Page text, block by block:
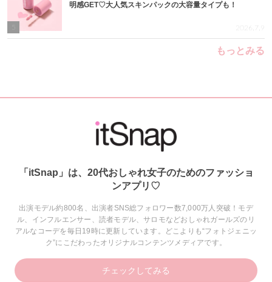
明感GET♡大人気スキンパックの大容量タイプも！
2026.7.9
もっとみる
「itSnap」は、20代おしゃれ女子のためのファッショ
ンアプリ♡
出演モデル約800名、出演者SNS総フォロワー数7,000万人突破！モデ
ル、インフルエンサー、読者モデル、サロモなどおしゃれガールズのリ
アルなコーデを毎日19時に更新しています。どこよりも“フォトジェニッ
ク”にこだわったオリジナルコンテンツメディアです。
チェックしてみる